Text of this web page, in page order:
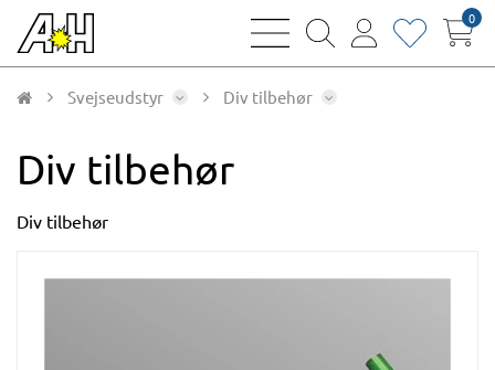
bars
magnifying
user
heart0
Svejseudstyr Div tilbehør
Div tilbehør
Div tilbehør